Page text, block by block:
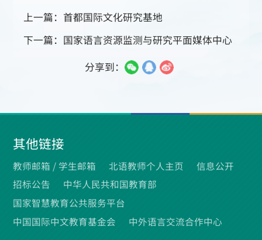
上一篇：首都国际文化研究基地
下一篇：国家语言资源监测与研究平面媒体中心
分享到：
其他链接
教师邮箱 / 学生邮箱 北语教师个人主页
信息公开
招标公告
中华人民共和国教育部
国家智慧教育公共服务平台
中国国际中文教育基金会
中外语言交流合作中心